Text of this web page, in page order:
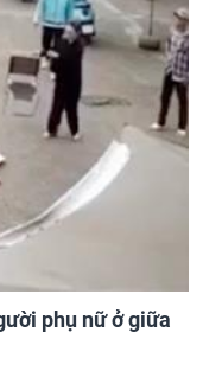
phụ nữ ở giữa